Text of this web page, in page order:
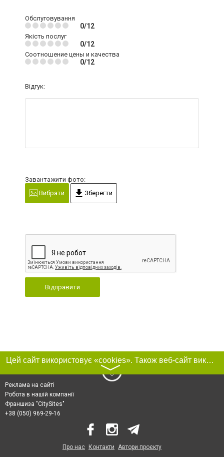
Обслуговування
0/12
Якість послуг
0/12
Соотношение цены и качества
0/12
Відгук:
Завантажити фото:
Вибрати
Зберегти
Відправити
Цей сайт використовує «cookies». Також веб-сайт використовує інтернет-сервіс для збору технічних даних стосовно відвідувачів з метою отримання маркетингової та статистичної інформації. Умови обробки даних відвідувачів сайту див.
〉
Реклама на сайті
Робота в нашій компанії
Франшиза "CitySites"
+38 (050) 969-29-16
Про нас Контакти Автори проєкту